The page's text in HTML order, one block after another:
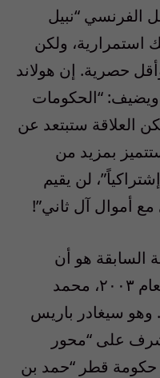
الفرنسي “نبيل
استمرارية، ولكن
حصرية. إن هولاند
“الحكومات
العلاقة ستبتعد عن
بمزيد من
لن يقيم
أموال آل ثاني”!
هو أن
سفير قطر في باريس منذ العام ٢٠٠٣، محمد
وهو سيغادر باريس
على “محور
قطر “حمد بن